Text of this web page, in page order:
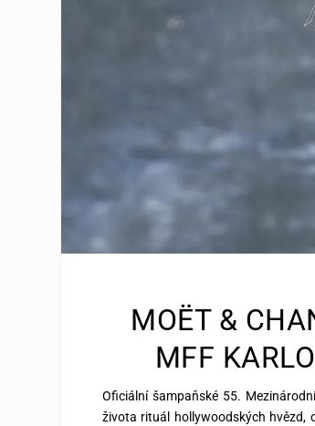
MOËT &
MFF
Oficiální šampaňské 55.
života rituál hollywoodských hvězd,